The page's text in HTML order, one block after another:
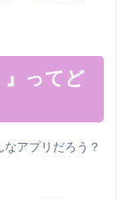
』ってど
アプリだろう？